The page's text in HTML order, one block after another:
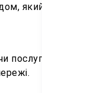
який містить
послугу через